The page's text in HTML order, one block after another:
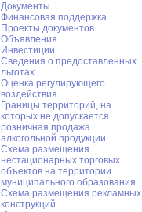
Документы
Финансовая поддержка
Проекты документов
Объявления
Инвестиции
Сведения о предоставленных
льготах
Оценка регулирующего
воздействия
Границы территорий, на
которых не допускается
розничная продажа
алкогольной продукции
Схема размещения
нестационарных торговых
объектов на территории
муниципального образования
Схема размещения рекламных
конструкций